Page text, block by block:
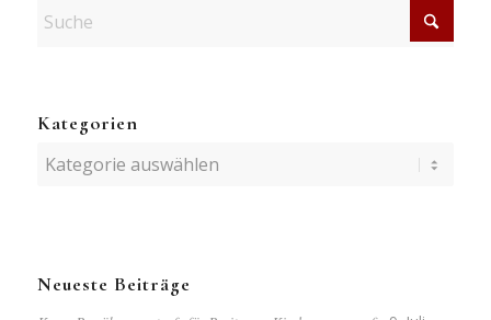
Kategorien
Kategorien
Neueste Beiträge